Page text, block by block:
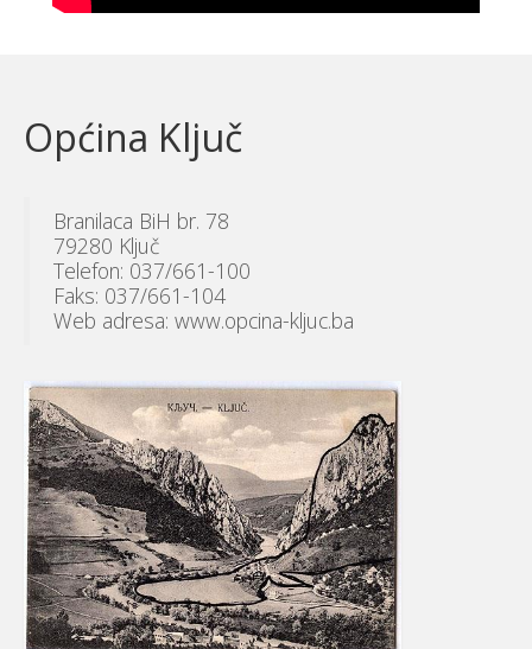
Općina Ključ
Branilaca BiH br. 78
79280 Ključ
Telefon: 037/661-100
Faks: 037/661-104
Web adresa: www.opcina-kljuc.ba